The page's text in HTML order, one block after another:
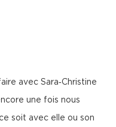
avec Sara‑Christine
une fois nous
soit avec elle ou son